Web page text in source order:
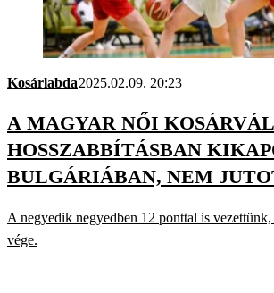
Kosárlabda2025.02.09. 20:23
A MAGYAR NŐI
HOSSZABBÍTÁSBAN
BULGÁRIÁBAN, NEM
A negyedik negyedben 12 ponttal is vezettünk,
vége.